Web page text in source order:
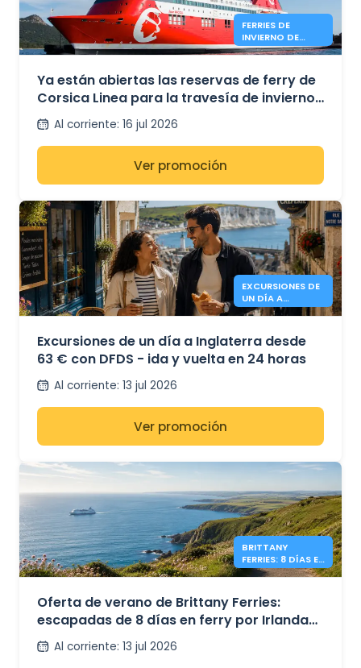
FERRIES DE
INVIERNO DE
CORSICA LINEA
Y TÚNEZ
Ya están abiertas las reservas de ferry de
Corsica Linea para la travesía de invierno
entre Marsella y Túnez.
Al corriente: 16 jul 2026
Ver promoción
EXCURSIONES DE
UN DÍA A
INGLATERRA
Excursiones de un día a Inglaterra desde
63 € con DFDS - ida y vuelta en 24 horas
Al corriente: 13 jul 2026
Ver promoción
BRITTANY
FERRIES: 8 DÍAS EN
IRLANDA DESDE
Oferta de verano de Brittany Ferries:
escapadas de 8 días en ferry por Irlanda
desde 349 € ida y vuelta.
Al corriente: 13 jul 2026